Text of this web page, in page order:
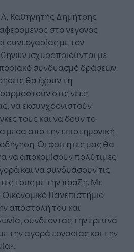
Καθηγητής Δημήτρης
στο γεγονός
συνεργασίας με τον
ισχυροποιούνται με
συνδυασμό δράσεων.
θα έχουν τη
στις νέες
να εκσυγχρονιστούν
τους και να δουν το
μέσα από την επιστημονική
Οι φοιτητές μας θα
να αποκομίσουν πολύτιμες
και να συνδυάσουν τις
τους με την πράξη. Με
Πανεπιστήμιο
αποστολή του και
συνδέοντας την έρευνα
την αγορά εργασίας και την